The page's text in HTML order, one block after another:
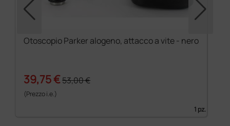
Otoscopio Parker alogeno, attacco a vite - nero
39,75 €53,00 €
(Prezzo i.e.)
1 pz.